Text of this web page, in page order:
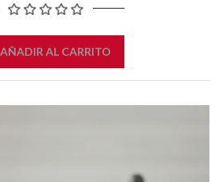
AÑADIR AL CARRITO